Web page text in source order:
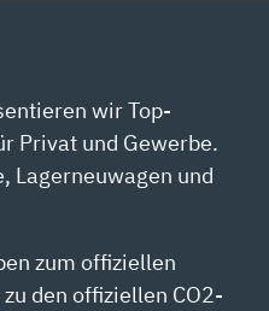
wir Top-
Privat und Gewerbe.
Lagerneuwagen und
zum offiziellen
den offiziellen CO2-